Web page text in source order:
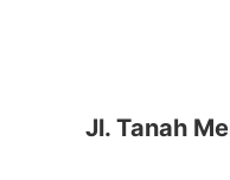
Jl. Tanah